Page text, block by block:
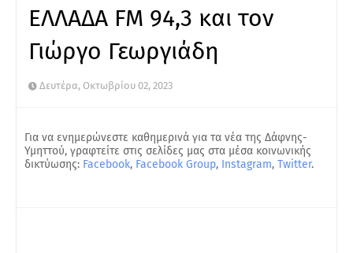
ΕΛΛΑΔΑ FM 94,3 και τον
Γιώργο Γεωργιάδη
Δευτέρα, Οκτωβρίου 02, 2023
Για να ενημερώνεστε καθημερινά για τα νέα της Δάφνης-
Υμηττού, γραφτείτε στις σελίδες μας στα μέσα κοινωνικής
δικτύωσης: Facebook, Facebook Group, Instagram, Twitter.